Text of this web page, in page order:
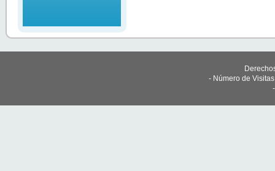
- Número de